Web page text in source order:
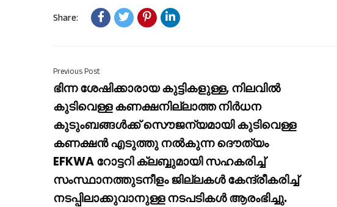
Share:
Previous Post
ഭിന്ന ശേഷിക്കാരായ കുട്ടികളുള്ള, നിലവിൽ
കുടിവെള്ള കണക്ഷനില്ലാത്ത നിർധന
കുടുംബങ്ങൾക്ക് സൌജന്യമായി കുടിവെള്ള
കണക്ഷൻ എടുത്തു നൽകുന്ന ദൌത്യം
EFKWA റോട്ടറി ക്ലബ്ബുമായി സഹകരിച്ച്
സംസ്ഥാനത്തുടനീളം ജില്ലകൾ കേന്ദ്രീകരിച്ച്
നടപ്പിലാക്കുവാനുള്ള നടപടികൾ ആരംഭിച്ചു.